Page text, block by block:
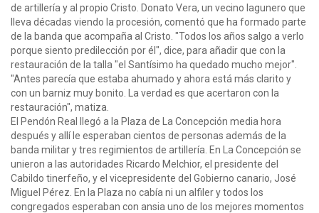
de artillería y al propio Cristo. Donato Vera, un vecino lagunero que
lleva décadas viendo la procesión, comentó que ha formado parte
de la banda que acompaña al Cristo. "Todos los años salgo a verlo
porque siento predilección por él", dice, para añadir que con la
restauración de la talla "el Santísimo ha quedado mucho mejor".
"Antes parecía que estaba ahumado y ahora está más clarito y
con un barniz muy bonito. La verdad es que acertaron con la
restauración", matiza.
El Pendón Real llegó a la Plaza de La Concepción media hora
después y allí le esperaban cientos de personas además de la
banda militar y tres regimientos de artillería. En La Concepción se
unieron a las autoridades Ricardo Melchior, el presidente del
Cabildo tinerfeño, y el vicepresidente del Gobierno canario, José
Miguel Pérez. En la Plaza no cabía ni un alfiler y todos los
congregados esperaban con ansia uno de los mejores momentos